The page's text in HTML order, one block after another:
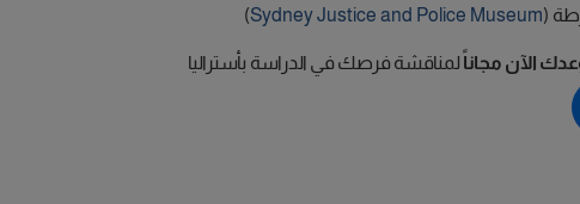
(
Sydney Justice and Police Museum
)
الآن مجاناً لمناقشة فرصك في الدراسة بأستراليا